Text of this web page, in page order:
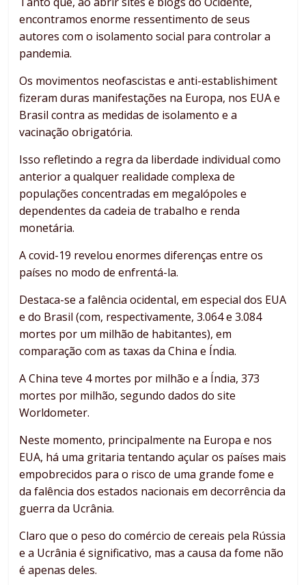
encontramos enorme ressentimento de seus
autores com o isolamento social para controlar a
pandemia.
Os movimentos neofascistas e anti-establishiment
fizeram duras manifestações na Europa, nos EUA e
Brasil contra as medidas de isolamento e a
vacinação obrigatória.
Isso refletindo a regra da liberdade individual como
anterior a qualquer realidade complexa de
populações concentradas em megalópoles e
dependentes da cadeia de trabalho e renda
monetária.
A covid-19 revelou enormes diferenças entre os
países no modo de enfrentá-la.
Destaca-se a falência ocidental, em especial dos EUA
e do Brasil (com, respectivamente, 3.064 e 3.084
mortes por um milhão de habitantes), em
comparação com as taxas da China e Índia.
A China teve 4 mortes por milhão e a Índia, 373
mortes por milhão, segundo dados do site
Worldometer.
Neste momento, principalmente na Europa e nos
EUA, há uma gritaria tentando açular os países mais
empobrecidos para o risco de uma grande fome e
da falência dos estados nacionais em decorrência da
guerra da Ucrânia.
Claro que o peso do comércio de cereais pela Rússia
e a Ucrânia é significativo, mas a causa da fome não
é apenas deles.